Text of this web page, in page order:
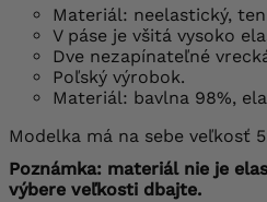
Materiál: neelastický,
V páse je všitá vysoko
Dve nezapínateľné
Poľský výrobok.
Materiál: bavlna 98%,
Modelka má na sebe veľkosť
Poznámka: materiál nie je
výbere veľkosti dbajte.